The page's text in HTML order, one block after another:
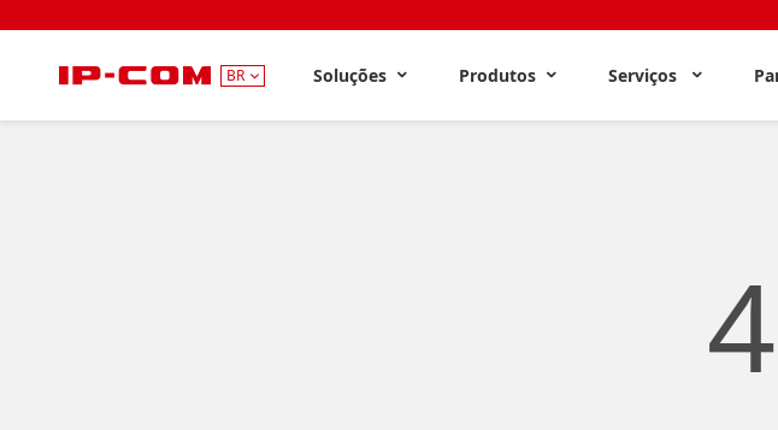
BR Soluções Produtos Serviços